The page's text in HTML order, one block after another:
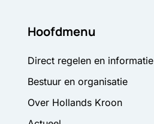
Hoofdmenu
Direct regelen en informatie
Bestuur en organisatie
Over Hollands Kroon